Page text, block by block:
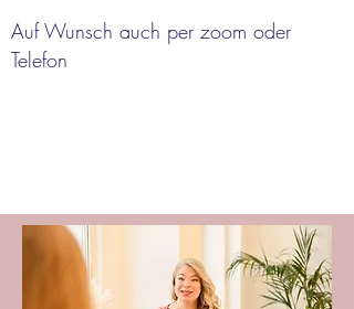
Auf Wunsch auch per zoom oder
Telefon